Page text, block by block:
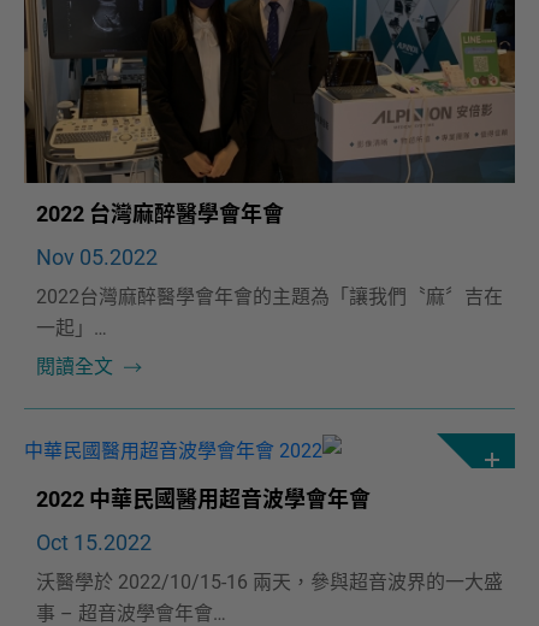
2022 台灣麻醉醫學會年會
Nov 05.2022
2022台灣麻醉醫學會年會的主題為「讓我們〝麻〞吉在
一起」
安倍影也與您時時刻刻麻吉在一起❤️
閱讀全文
2022 中華民國醫用超音波學會年會
Oct 15.2022
沃醫學於 2022/10/15-16 兩天，參與超音波界的一大盛
事 – 超音波學會年會